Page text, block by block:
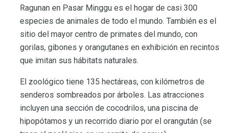
Ragunan en Pasar Minggu es el hogar de casi 300
especies de animales de todo el mundo. También es el
sitio del mayor centro de primates del mundo, con
gorilas, gibones y orangutanes en exhibición en recintos
que imitan sus hábitats naturales.
El zoológico tiene 135 hectáreas, con kilómetros de
senderos sombreados por árboles. Las atracciones
incluyen una sección de cocodrilos, una piscina de
hipopótamos y un recorrido diario por el orangután (se